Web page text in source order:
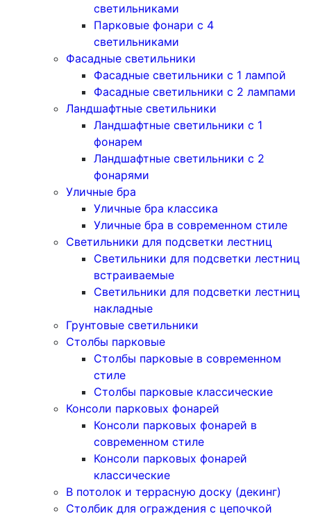
светильниками
Парковые фонари с 4
светильниками
Фасадные светильники
Фасадные светильники с 1 лампой
Фасадные светильники c 2 лампами
Ландшафтные светильники
Ландшафтные светильники с 1
фонарем
Ландшафтные светильники с 2
фонарями
Уличные бра
Уличные бра классика
Уличные бра в современном стиле
Светильники для подсветки лестниц
Светильники для подсветки лестниц
встраиваемые
Светильники для подсветки лестниц
накладные
Грунтовые светильники
Столбы парковые
Столбы парковые в современном
стиле
Столбы парковые классические
Консоли парковых фонарей
Консоли парковых фонарей в
современном стиле
Консоли парковых фонарей
классические
В потолок и террасную доску (декинг)
Столбик для ограждения с цепочкой